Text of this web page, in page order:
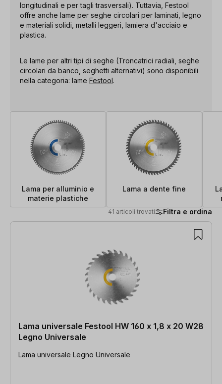
longitudinali e per tagli trasversali). Tuttavia, Festool
offre anche lame per seghe circolari per laminati, legno
e materiali solidi, metalli leggeri, lamiera d'acciaio e
plastica.
Le lame per altri tipi di seghe (Troncatrici radiali, seghe
circolari da banco, seghetti alternativi) sono disponibili
nella categoria: lame Festool.
Lama per alluminio e
materie plastiche
Lama a dente fine
41 articoli trovati Filtra e ordina
41 articoli trovati
Lama universale Festool HW 160 x 1,8 x 20 W28
Legno Universale
Lama universale Legno Universale